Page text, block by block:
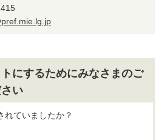
にするためにみなさまのご
い
れていましたか？